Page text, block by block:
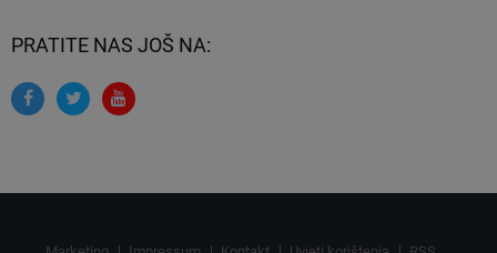
PRATITE NAS JOŠ NA: